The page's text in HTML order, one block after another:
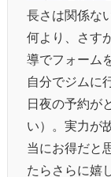
長さは関係な
何より、さす
導でフォーム
自分でジムに
日夜の予約が
い）。実力が
当にお得だと
たらさらに嬉